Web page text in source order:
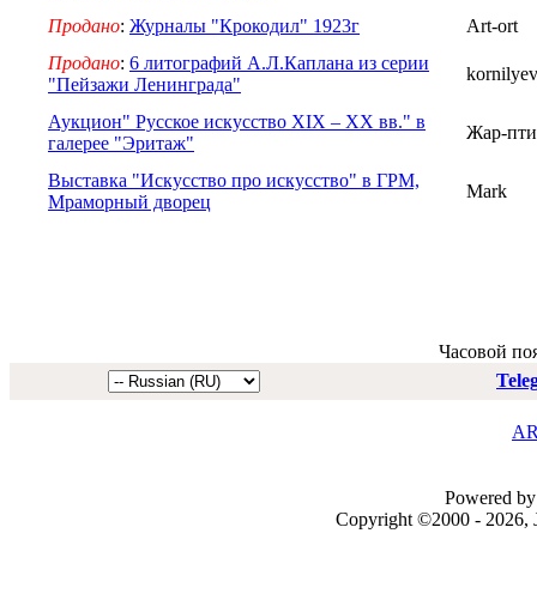
Продано: Журналы "Крокодил" 1923г
Art-ort
Продано: 6 литографий А.Л.Каплана из серии
"Пейзажи Ленинграда"
kornilyev
Аукцион" Русское искусство XIX – XX вв." в
галерее "Эритаж"
Жар-
Выставка "Искусство про искусство" в ГРМ,
Мраморный дворец
Mark
Часовой
Powered
Copyright ©2000 - 2026,